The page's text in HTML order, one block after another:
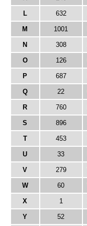
L 632
M 1001
N 308
O 126
P 687
Q 22
R 760
S 896
T 453
U 33
V 279
W 60
X 1
Y 52